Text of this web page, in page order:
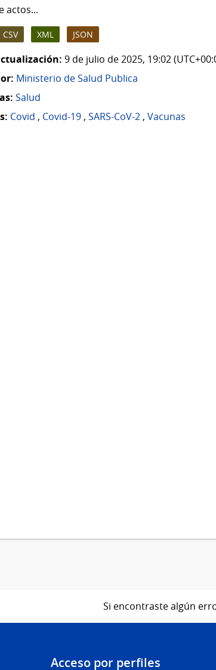
actos...
CSV XML JSON
9 de julio de 2025, 19:02
Ministerio de Salud Publica
Salud
Covid , Covid-19, SARS-CoV-2, Vacunas
Si encontraste algún
Acceso por perfiles